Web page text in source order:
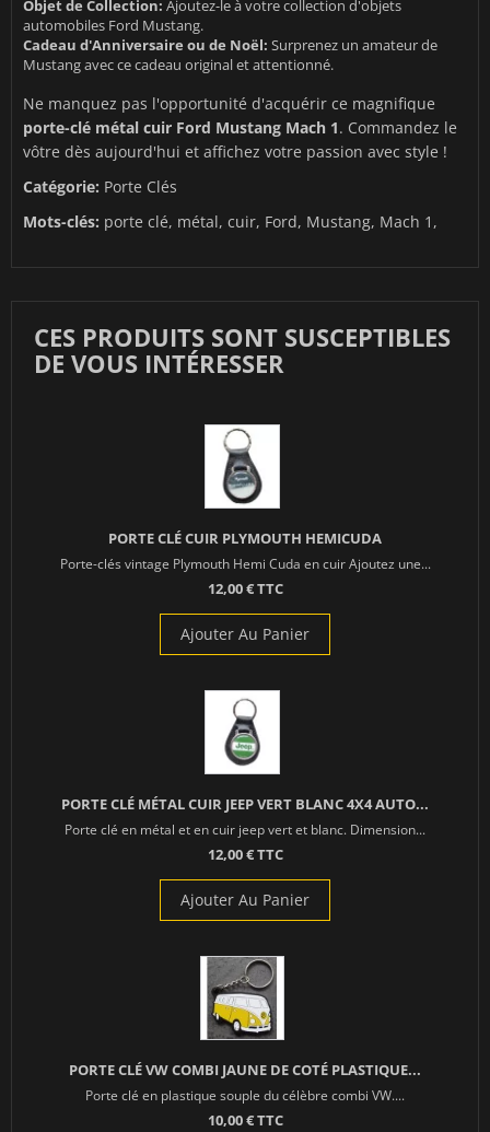
Objet de Collection: Ajoutez-le à votre collection d'objets
automobiles Ford Mustang.
Cadeau d'Anniversaire ou de Noël: Surprenez un amateur de
Mustang avec ce cadeau original et attentionné.
Ne manquez pas l'opportunité d'acquérir ce magnifique
porte-clé métal cuir Ford Mustang Mach 1. Commandez le
vôtre dès aujourd'hui et affichez votre passion avec style !
Catégorie: Porte Clés
Mots-clés: porte clé, métal, cuir, Ford, Mustang, Mach 1,
CES PRODUITS SONT SUSCEPTIBLES
DE VOUS INTÉRESSER
PORTE CLÉ CUIR PLYMOUTH HEMICUDA
Porte-clés vintage Plymouth Hemi Cuda en cuir Ajoutez une...
12,00 € TTC
Ajouter Au Panier
PORTE CLÉ MÉTAL CUIR JEEP VERT BLANC 4X4 AUTO...
Porte clé en métal et en cuir jeep vert et blanc. Dimension...
12,00 € TTC
Ajouter Au Panier
PORTE CLÉ VW COMBI JAUNE DE COTÉ PLASTIQUE...
Porte clé en plastique souple du célèbre combi VW....
10,00 € TTC